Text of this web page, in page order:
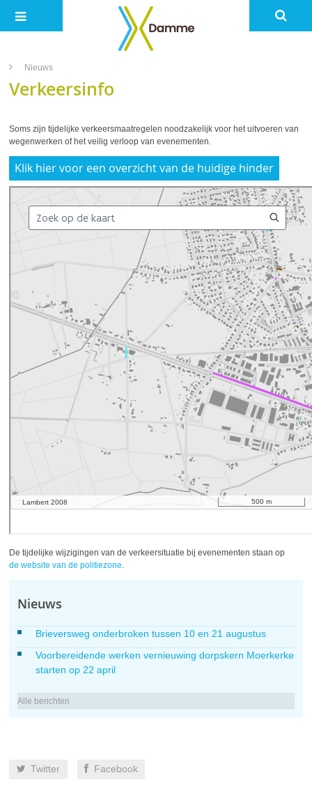
Nieuws
Verkeersinfo
Soms zijn tijdelijke verkeersmaatregelen noodzakelijk voor het uitvoeren van
wegenwerken of het veilig verloop van evenementen.
Klik hier voor een overzicht van de huidige hinder
De tijdelijke wijzigingen van de verkeersituatie bij evenementen staan op
de website van de politiezone
Nieuws
Brieversweg onderbroken tussen 10 en 21 augustus
Voorbereidende werken vernieuwing dorpskern Moerkerke
starten op 22 april
Alle berichten
Twitter Facebook